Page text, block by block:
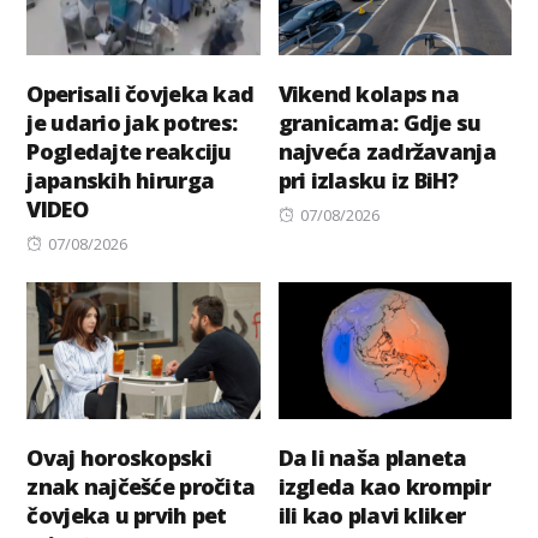
Operisali čovjeka kad
je udario jak potres:
Pogledajte reakciju
japanskih hirurga
VIDEO
Posted
07/08/2026
Vikend kolaps na
granicama: Gdje su
najveća zadržavanja
pri izlasku iz BiH?
Posted
07/08/2026
Ovaj horoskopski
znak najčešće pročita
čovjeka u prvih pet
Da li naša planeta
izgleda kao krompir
ili kao plavi kliker